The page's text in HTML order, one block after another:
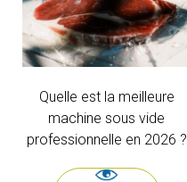
Quelle est la meilleure
machine sous vide
professionnelle en 2026 ?